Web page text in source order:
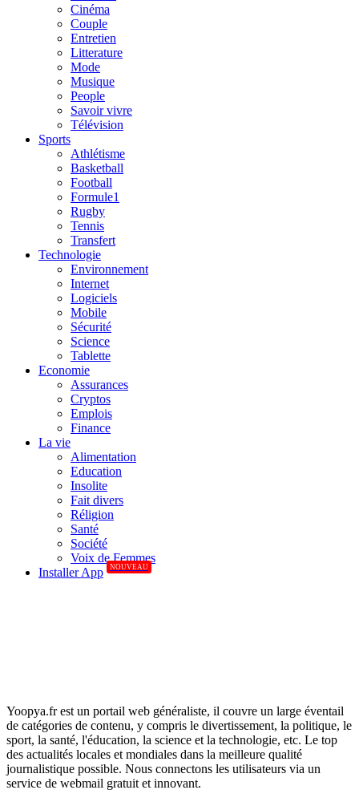
Cinéma
Couple
Entretien
Litterature
Mode
Musique
People
Savoir vivre
Télévision
Sports
Athlétisme
Basketball
Football
Formule1
Rugby
Tennis
Transfert
Technologie
Environnement
Internet
Logiciels
Mobile
Sécurité
Science
Tablette
Economie
Assurances
Cryptos
Emplois
Finance
La vie
Alimentation
Education
Insolite
Fait divers
Réligion
Santé
Société
Voix de Femmes
Installer App
NOUVEAU
Yoopya.fr est un portail web généraliste, il couvre un large éventail
de catégories de contenu, y compris le divertissement, la politique, le
sport, la santé, l'éducation, la science et la technologie, etc. Le top
des actualités locales et mondiales dans la meilleure qualité
journalistique possible. Nous connectons les utilisateurs via un
service de webmail gratuit et innovant.